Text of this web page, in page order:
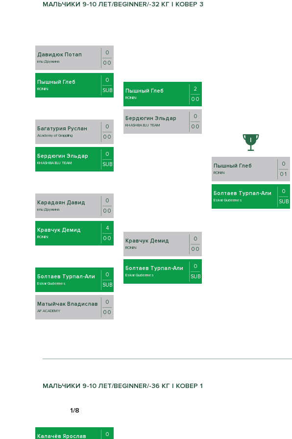
МАЛЬЧИКИ 9-10 ЛЕТ/BEGINNER/-32 КГ | КОВЕР 3
Давидюк Потап
впц Дружина
0
0 0
Пышный Глеб
RONIN
0
SUB
Багатурия Руслан
Academy of Grappling
0
0 0
Бердюгин Эльдар
KHASHBA BJJ TEAM
0
SUB
Карадаян Давид
впц Дружина
0
0 0
Кравчук Демид
RONIN
4
0 0
Болтаев Турпал-Али
Eskar Gudermes
0
SUB
Матыйчак Владислав
AF ACADEMY
0
0 0
Пышный Глеб
RONIN
2
0 0
Бердюгин Эльдар
KHASHBA BJJ TEAM
0
0 0
Кравчук Демид
RONIN
0
0 0
Болтаев Турпал-Али
Eskar Gudermes
0
SUB
Пышный Глеб
RONIN
0
0 1
Болтаев Турпал-Али
Eskar Gudermes
0
SUB
МАЛЬЧИКИ 9-10 ЛЕТ/BEGINNER/-36 КГ | КОВЕР 1
Калачёв Ярослав
0